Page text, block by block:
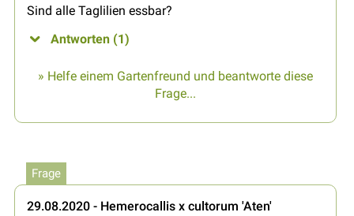
Sind alle Taglilien essbar?
Antworten (1)
» Helfe einem Gartenfreund und beantworte diese
Frage...
Frage
29.08.2020 - Hemerocallis x cultorum 'Aten'